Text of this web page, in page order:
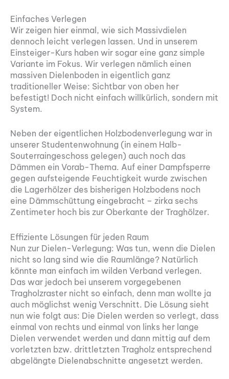
Einfaches Verlegen
Wir zeigen hier einmal, wie sich Massivdielen
dennoch leicht verlegen lassen. Und in unserem
Einsteiger-Kurs haben wir sogar eine ganz simple
Variante im Fokus. Wir verlegen nämlich einen
massiven Dielenboden in eigentlich ganz
traditioneller Weise: Sichtbar von oben her
befestigt! Doch nicht einfach willkürlich, sondern mit
System.
Neben der eigentlichen Holzbodenverlegung war in
unserer Studentenwohnung (in einem Halb-
Souterraingeschoss gelegen) auch noch das
Dämmen ein Vorab-Thema. Auf einer Dampfsperre
gegen aufsteigende Feuchtigkeit wurde zwischen
die Lagerhölzer des bisherigen Holzbodens noch
eine Dämmschüttung eingebracht – zirka sechs
Zentimeter hoch bis zur Oberkante der Traghölzer.
Effiziente Lösungen für jeden Raum
Nun zur Dielen-Verlegung: Was tun, wenn die Dielen
nicht so lang sind wie die Raumlänge? Natürlich
könnte man einfach im wilden Verband verlegen.
Das war jedoch bei unserem vorgegebenen
Tragholzraster nicht so einfach, denn man wollte ja
auch möglichst wenig Verschnitt. Die Lösung sieht
nun wie folgt aus: Die Dielen werden so verlegt, dass
einmal von rechts und einmal von links her lange
Dielen verwendet werden und dann mittig auf dem
vorletzten bzw. drittletzten Tragholz entsprechend
abgelängte Dielenabschnitte angesetzt werden.